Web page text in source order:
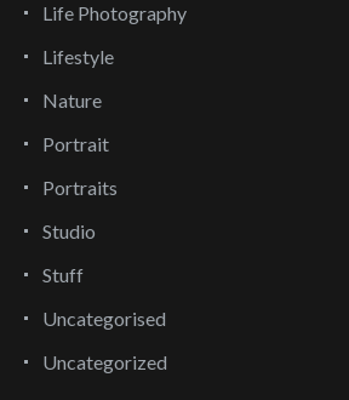
Life Photography
Lifestyle
Nature
Portrait
Portraits
Studio
Stuff
Uncategorised
Uncategorized